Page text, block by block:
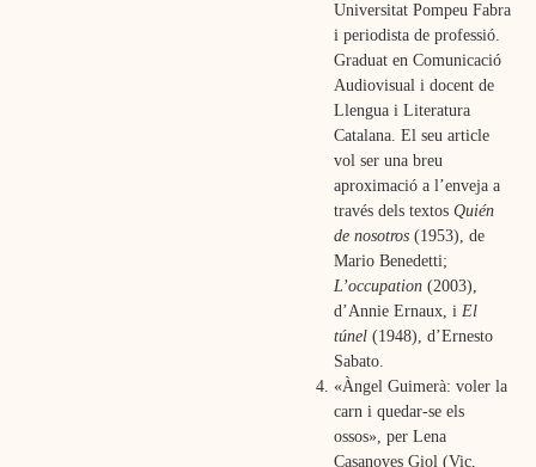
Universitat Pompeu Fabra
i periodista de professió.
Graduat en Comunicació
Audiovisual i docent de
Llengua i Literatura
Catalana. El seu article
vol ser una breu
aproximació a l’enveja a
través dels textosQuién
de nosotros (1953), de
Mario Benedetti;
L’occupation (2003),
d’Annie Ernaux, iEl
túnel (1948), d’Ernesto
Sabato.
«Àngel Guimerà: voler la
carn i quedar-se els
ossos», per Lena
Casanoves Giol (Vic,